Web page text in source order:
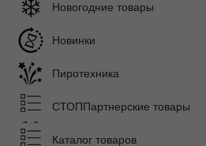
Новогодние товары
Новинки
Пиротехника
СТОППартнерские товары
Каталог товаров